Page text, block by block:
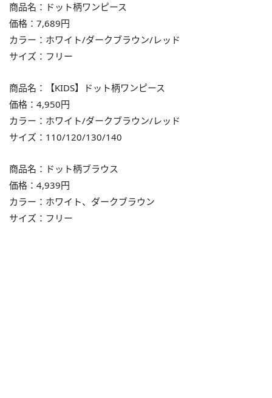
商品名：ドット柄ワンピース
価格：7,689円
カラー：ホワイト/ダークブラウン/レッド
サイズ：フリー
商品名：【KIDS】ドット柄ワンピース
価格：4,950円
カラー：ホワイト/ダークブラウン/レッド
サイズ：110/120/130/140
商品名：ドット柄ブラウス
価格：4,939円
カラー：ホワイト、ダークブラウン
サイズ：フリー